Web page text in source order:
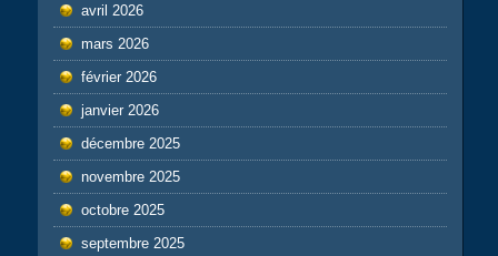
avril 2026
mars 2026
février 2026
janvier 2026
décembre 2025
novembre 2025
octobre 2025
septembre 2025